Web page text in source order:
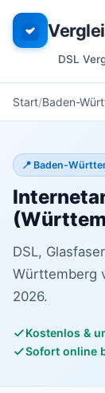
DSL
Start Baden-
📍 Baden-
DSL,
Württemberg
2026.
Kostenlos &
Sofort online